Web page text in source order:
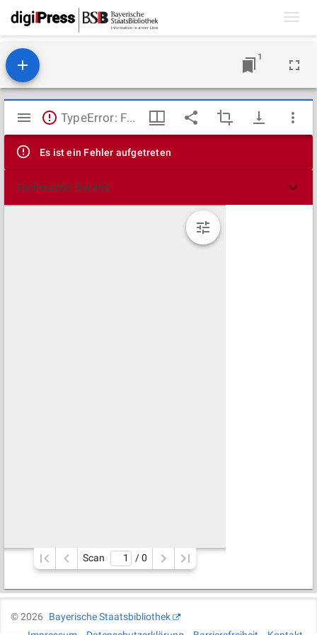
1
Mirador
Viewer
TypeError: Failed to fetch
Es ist ein Fehler aufgetreten
Technische Details
Scan / 0
©2026
Bayerische Staatsbibliothek